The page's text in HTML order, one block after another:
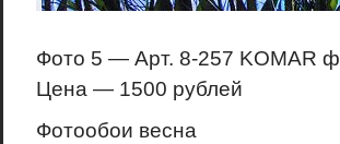
Фото 5 — Арт. 8-257 KOMAR
Цена — 1500 рублей
Фотообои весна